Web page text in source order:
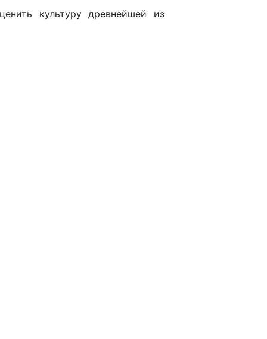
культуру древнейшей из